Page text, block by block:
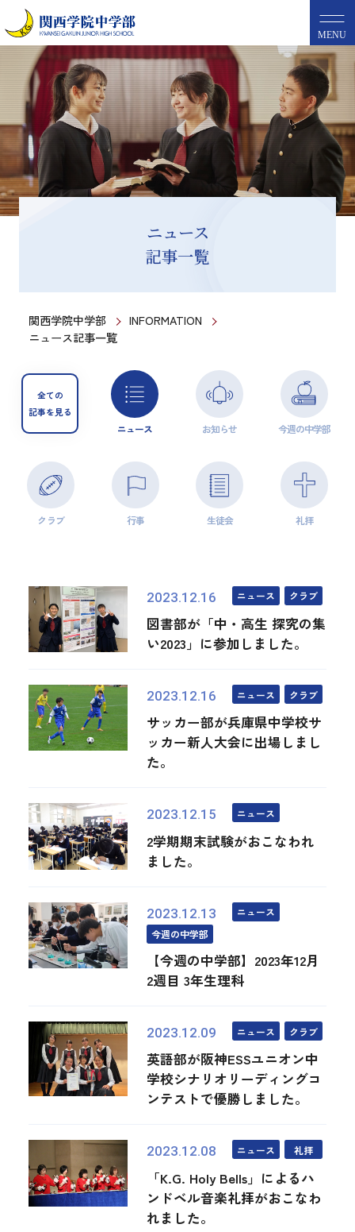
MENU
ニュース
記事一覧
関西学院中学部
INFORMATION
ニュース記事一覧
全ての
記事を見る
ニュース お知らせ 今週の中学部
クラブ 行事 生徒会 礼拝
2023.12.16 ニュース クラブ
図書部が「中・高生 探究の集
い2023」に参加しました。
2023.12.16 ニュース クラブ
サッカー部が兵庫県中学校サ
ッカー新人大会に出場しまし
た。
2023.12.15 ニュース
2学期期末試験がおこなわれ
ました。
2023.12.13
ニュース
今週の中学部
【今週の中学部】2023年12月
2週目 3年生理科
2023.12.09 ニュース クラブ
英語部が阪神ESSユニオン中
学校シナリオリーディングコ
ンテストで優勝しました。
2023.12.08 ニュース 礼拝
「K.G. Holy Bells」によるハ
ンドベル音楽礼拝がおこなわ
れました。